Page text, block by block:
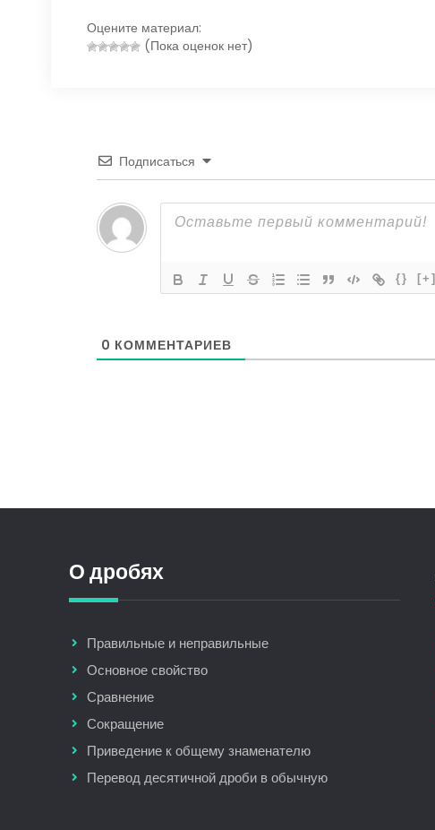
Оцените материал:
(Пока оценок нет)
Подписаться
{} [+]
0 КОММЕНТАРИЕВ
О дробях
Правильные и неправильные
Основное свойство
Сравнение
Сокращение
Приведение к общему знаменателю
Перевод десятичной дроби в обычную